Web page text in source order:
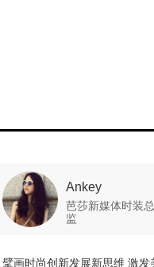
Ankey
芭莎新媒体时装总
监